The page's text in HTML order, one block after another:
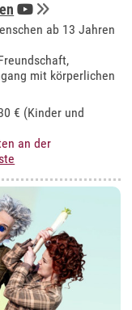
ab 13 Jahren
mit körperlichen
€ (Kinder und
an der